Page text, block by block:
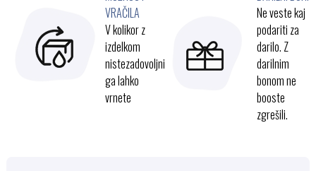
VRAČILA
V kolikor z
izdelkom
nistezadovoljni
ga lahko
vrnete
Ne veste kaj
podariti za
darilo. Z
darilnim
bonom ne
booste
zgrešili.